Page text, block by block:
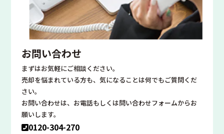
お問い合わせ
まずはお気軽にご相談ください。
売却を悩まれている方も、気になることは何でもご質問くだ
さい。
お問い合わせは、お電話もしくは問い合わせフォームからお
願いします。
0120-304-270